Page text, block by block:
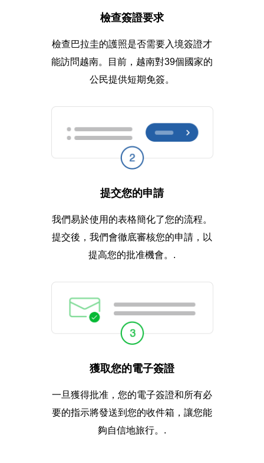
檢查簽證要求
檢查巴拉圭的護照是否需要入境簽證才
能訪問越南。目前，越南對39個國家的
公民提供短期免簽。
提交您的申請
我們易於使用的表格簡化了您的流程。
提交後，我們會徹底審核您的申請，以
提高您的批准機會。.
獲取您的電子簽證
一旦獲得批准，您的電子簽證和所有必
要的指示將發送到您的收件箱，讓您能
夠自信地旅行。.